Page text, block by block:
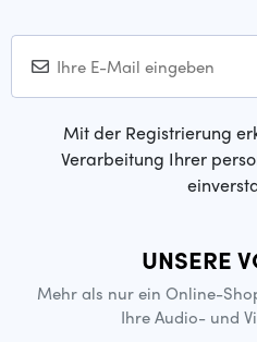
Mit der Registrierung
Verarbeitung Ihrer
UNSERE
Mehr als nur ein Online-
Ihre Audio- und